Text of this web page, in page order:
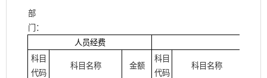
部
门：
人员经费
科目
代码
科目名称 金额
科目
代码
科目名称